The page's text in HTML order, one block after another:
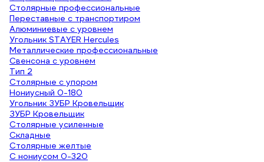
Столярные профессиональные
Переставные с транспортиром
Алюминиевые с уровнем
Угольник STAYER Hercules
Металлические профессиональные
Свенсона с уровнем
Тип 2
Столярные с упором
Нониусный 0-180
Угольник ЗУБР Кровельщик
ЗУБР Кровельщик
Столярные усиленные
Складные
Столярные желтые
С нониусом 0-320